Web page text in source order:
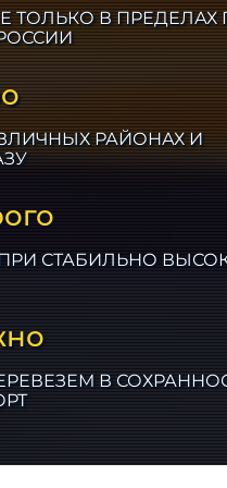
ТОЛЬКО В ПРЕДЕЛАХ
РАЙОНАХ И
СТАБИЛЬНО
В